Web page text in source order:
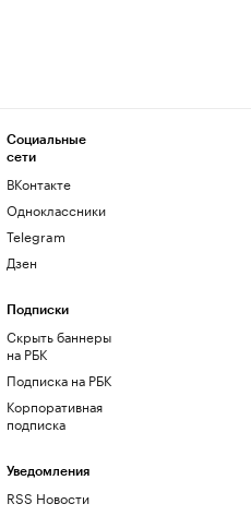
Социальные
сети
ВКонтакте
Одноклассники
Telegram
Дзен
Подписки
Скрыть баннеры
на РБК
Подписка на РБК
Корпоративная
подписка
Уведомления
RSS Новости